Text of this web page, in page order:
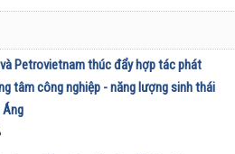
Petrovietnam thúc đẩy hợp tác phát
tâm công nghiệp - năng lượng sinh thái
Áng